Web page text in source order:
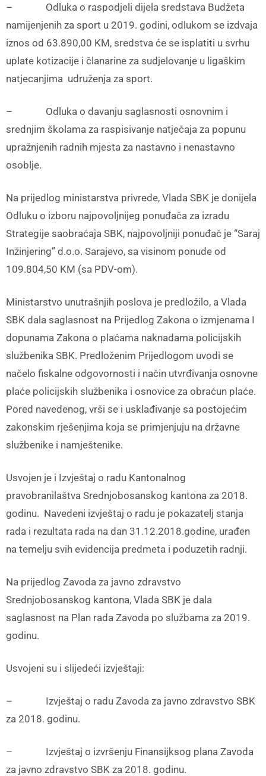
– Odluka o raspodjeli dijela sredstava Budžeta
namijenjenih za sport u 2019. godini, odlukom se izdvaja
iznos od 63.890,00 KM, sredstva će se isplatiti u svrhu
uplate kotizacije i članarine za sudjelovanje u ligaškim
natjecanjima udruženja za sport.
– Odluka o davanju saglasnosti osnovnim i
srednjim školama za raspisivanje natječaja za popunu
upražnjenih radnih mjesta za nastavno i nenastavno
osoblje.
Na prijedlog ministarstva privrede, Vlada SBK je donijela
Odluku o izboru najpovoljnijeg ponuđača za izradu
Strategije saobraćaja SBK, najpovoljniji ponuđač je “Saraj
Inžinjering” d.o.o. Sarajevo, sa visinom ponude od
109.804,50 KM (sa PDV-om).
Ministarstvo unutrašnjih poslova je predložilo, a Vlada
SBK dala saglasnost na Prijedlog Zakona o izmjenama I
dopunama Zakona o plaćama naknadama policijskih
službenika SBK. Predloženim Prijedlogom uvodi se
načelo fiskalne odgovornosti i način utvrđivanja osnovne
plaće policijskih službenika i osnovice za obraćun plaće.
Pored navedenog, vrši se i usklađivanje sa postojećim
zakonskim rješenjima koja se primjenjuju na državne
službenike i namještenike.
Usvojen je i Izvještaj o radu Kantonalnog
pravobranilaštva Srednjobosanskog kantona za 2018.
godinu. Navedeni izvještaj o radu je pokazatelj stanja
rada i rezultata rada na dan 31.12.2018.godine, urađen
na temelju svih evidencija predmeta i poduzetih radnji.
Na prijedlog Zavoda za javno zdravstvo
Srednjobosanskog kantona, Vlada SBK je dala
saglasnost na Plan rada Zavoda po službama za 2019.
godinu.
Usvojeni su i slijedeći izvještaji:
– Izvještaj o radu Zavoda za javno zdravstvo SBK
za 2018. godinu.
– Izvještaj o izvršenju Finansijksog plana Zavoda
za javno zdravstvo SBK za 2018. godinu.